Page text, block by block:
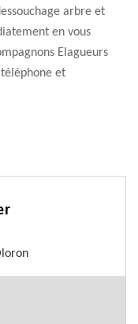
arbre et
en vous
Elagueurs
et